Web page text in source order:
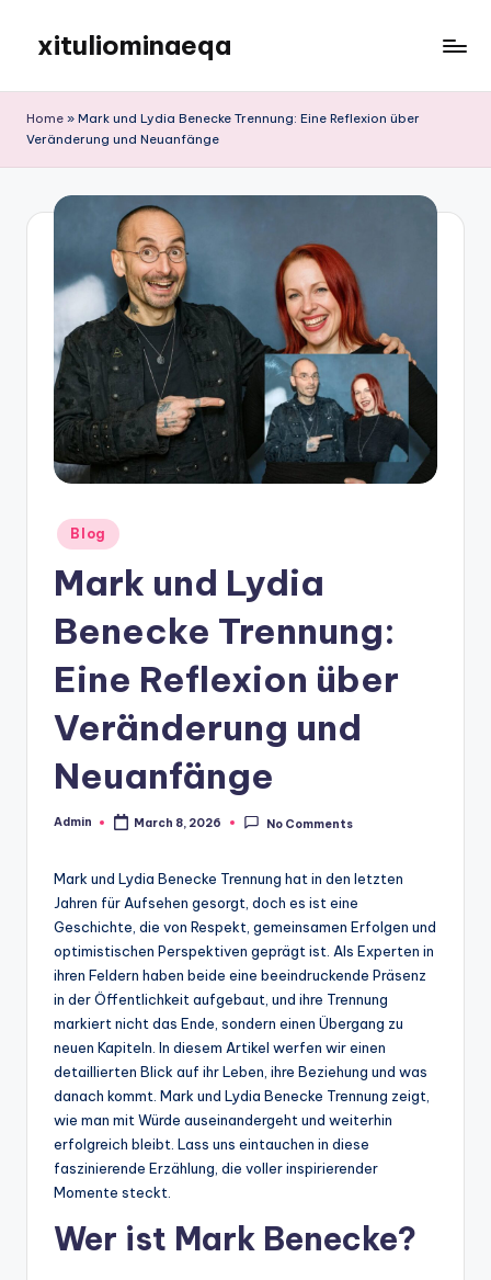
content
xituliominaeqa
Home » Mark und Lydia Benecke Trennung: Eine Reflexion über
Veränderung und Neuanfänge
Posted
in
Blog
Mark und Lydia
Benecke Trennung:
Eine Reflexion über
Veränderung und
Neuanfänge
Posted
Admin March 8, 2026 No Comments
Mark und Lydia Benecke Trennung hat in den letzten
Jahren für Aufsehen gesorgt, doch es ist eine
Geschichte, die von Respekt, gemeinsamen Erfolgen und
optimistischen Perspektiven geprägt ist. Als Experten in
ihren Feldern haben beide eine beeindruckende Präsenz
in der Öffentlichkeit aufgebaut, und ihre Trennung
markiert nicht das Ende, sondern einen Übergang zu
neuen Kapiteln. In diesem Artikel werfen wir einen
detaillierten Blick auf ihr Leben, ihre Beziehung und was
danach kommt. Mark und Lydia Benecke Trennung zeigt,
wie man mit Würde auseinandergeht und weiterhin
erfolgreich bleibt. Lass uns eintauchen in diese
faszinierende Erzählung, die voller inspirierender
Momente steckt.
Wer ist Mark Benecke?